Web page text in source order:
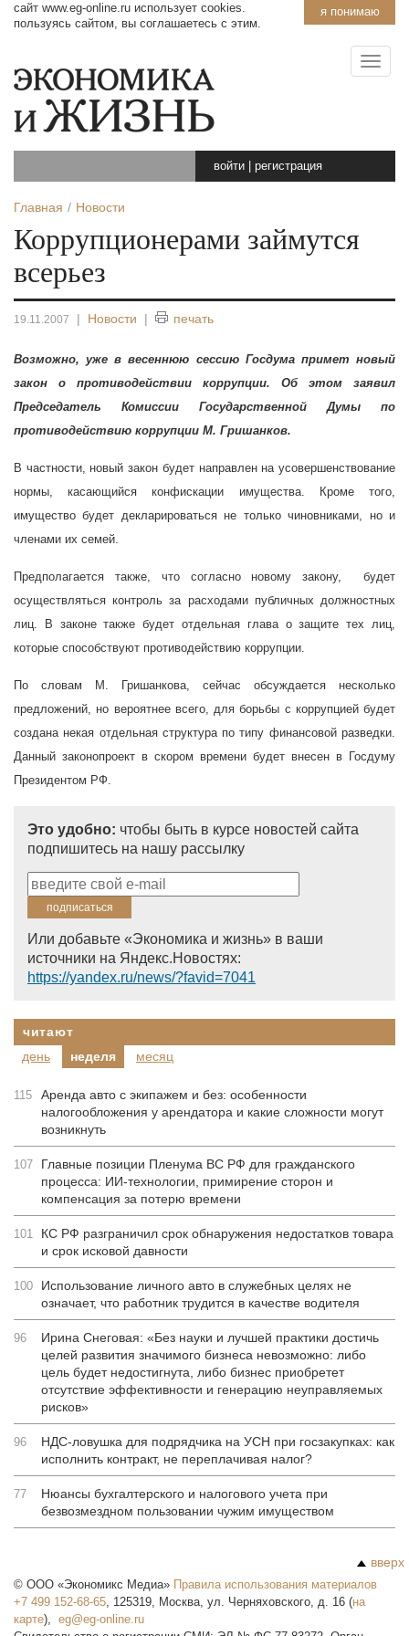
я понимаю
сайт www.eg-online.ru использует cookies.
пользуясь сайтом, вы соглашаетесь с этим.
войти регистрация
Главная Новости
Коррупционерами займутся
всерьез
19.11.2007 | Новости | печать
Возможно, уже в весеннюю сессию Госдума примет новый
закон о противодействии коррупции. Об этом заявил
Председатель Комиссии Государственной Думы по
противодействию коррупции М. Гришанков.
В частности, новый закон будет направлен на усовершенствование
нормы, касающийся конфискации имущества. Кроме того,
имущество будет декларироваться не только чиновниками, но и
членами их семей.
Предполагается также, что согласно новому закону,
будет
осуществляться контроль за расходами публичных должностных
лиц. В законе также будет отдельная глава о защите тех лиц,
которые способствуют противодействию коррупции.
По словам М. Гришанкова, сейчас обсуждается несколько
предложений, но вероятнее всего, для борьбы с коррупцией будет
создана некая отдельная структура по типу финансовой разведки.
Данный законопроект в скором времени будет внесен в Госдуму
Президентом РФ.
Это удобно: чтобы быть в курсе новостей сайта
подпишитесь на нашу рассылку
Или добавьте «Экономика и жизнь» в ваши
источники на Яндекс.Новостях:
https://yandex.ru/news/?favid=7041
читают
день
неделя месяц
115
Аренда авто с экипажем и без: особенности
налогообложения у арендатора и какие сложности могут
возникнуть
107
Главные позиции Пленума ВС РФ для гражданского
процесса: ИИ-технологии, примирение сторон и
компенсация за потерю времени
101
КС РФ разграничил срок обнаружения недостатков товара
и срок исковой давности
100
Использование личного авто в служебных целях не
означает, что работник трудится в качестве водителя
96
Ирина Снеговая: «Без науки и лучшей практики достичь
целей развития значимого бизнеса невозможно: либо
цель будет недостигнута, либо бизнес приобретет
отсутствие эффективности и генерацию неуправляемых
рисков»
96
НДС-ловушка для подрядчика на УСН при госзакупках: как
исполнить контракт, не переплачивая налог?
77
Нюансы бухгалтерского и налогового учета при
безвозмездном пользовании чужим имуществом
вверх
© ООО «Экономикс Медиа» Правила использования материалов
+7 499 152-68-65, 125319, Москва, ул. Черняховского, д. 16 (на
карте),